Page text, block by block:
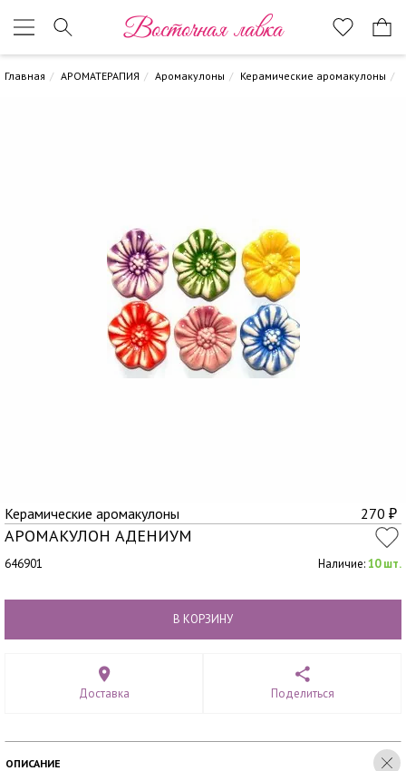
Восточная лавка
Главная АРОМАТЕРАПИЯ Аромакулоны Керамические аромакулоны
Керамические аромакулоны 270 ₽
АРОМАКУЛОН АДЕНИУМ
646901 Наличие:10 шт.
В КОРЗИНУ
Доставка Поделиться
ОПИСАНИЕ